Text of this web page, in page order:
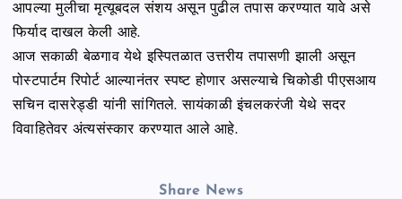
आपल्या मुलीचा मृत्यूबदल संशय असून पुढील तपास करण्यात यावे असे
फिर्याद दाखल केली आहे.
आज सकाळी बेळगाव येथे इस्पितळात उत्तरीय तपासणी झाली असून
पोस्टपार्टम रिपोर्ट आल्यानंतर स्पष्ट होणार असल्याचे चिकोडी पीएसआय
सचिन दासरेड्डी यांनी सांगितले. सायंकाळी इंचलकरंजी येथे सदर
विवाहितेवर अंत्यसंस्कार करण्यात आले आहे.
Share News